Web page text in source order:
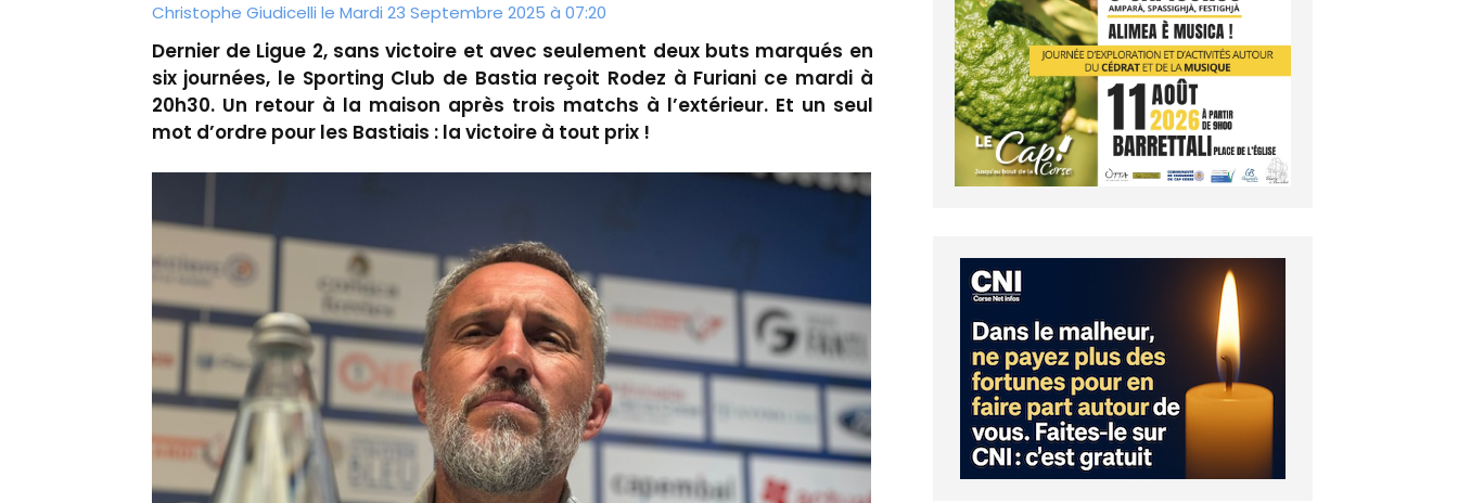
Christophe Giudicelli le Mardi 23 Septembre 2025 à 07:20
Dernier de Ligue 2, sans victoire et avec seulement deux buts marqués en
six journées, le Sporting Club de Bastia reçoit Rodez à Furiani ce mardi à
20h30. Un retour à la maison après trois matchs à l’extérieur. Et un seul
mot d’ordre pour les Bastiais : la victoire à tout prix !